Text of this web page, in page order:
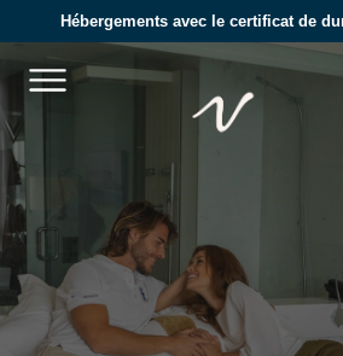
Hébergements avec le certificat de